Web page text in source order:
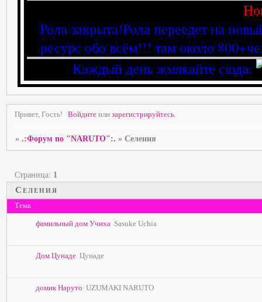
Рола закрыта!Рола переедет на
ресурс обо всём!!! там около
Каждый день жмякайте сюда:
Привет, Гость! Войдите илизарегистрируйтесь.
».:Форум по "NARUTO":. »Cеления
Cеления
Страница: 1
Тема
фамильный дом Учиха Sasuke Uchia
Дом Цунаде Цунаде
домик Наруто UZUMAKI NARUTO